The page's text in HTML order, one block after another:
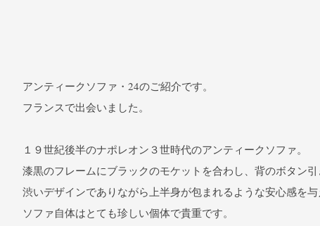
アンティークソファ・24のご紹介です。
フランスで出会いました。
１９世紀後半のナポレオン３世時代のアンティークソファ。
漆黒のフレームにブラックのモケットを合わし、背のボタン引
渋いデザインでありながら上半身が包まれるような安心感を与
ソファ自体はとても珍しい個体で貴重です。